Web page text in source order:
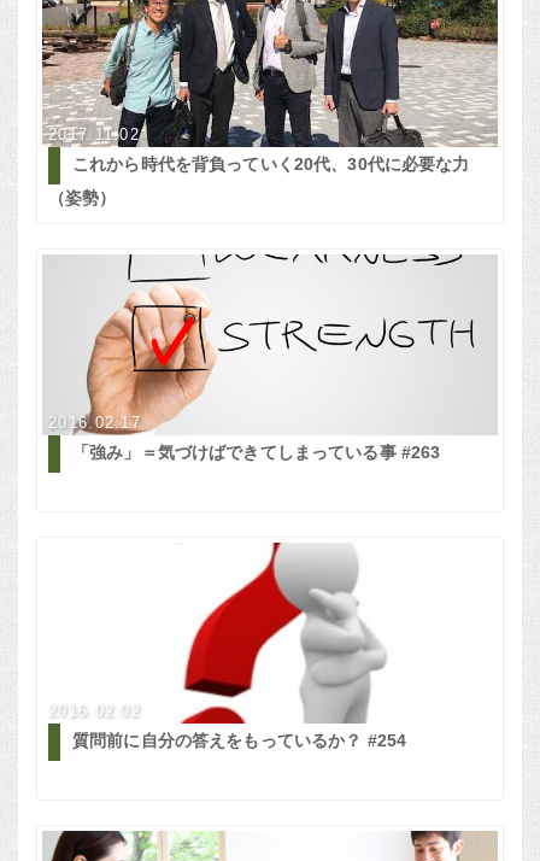
2017.11.02
これから時代を背負っていく20代、30代に必要な力
（姿勢）
2016.02.17
「強み」＝気づけばできてしまっている事 #263
2016.02.02
質問前に自分の答えをもっているか？ #254